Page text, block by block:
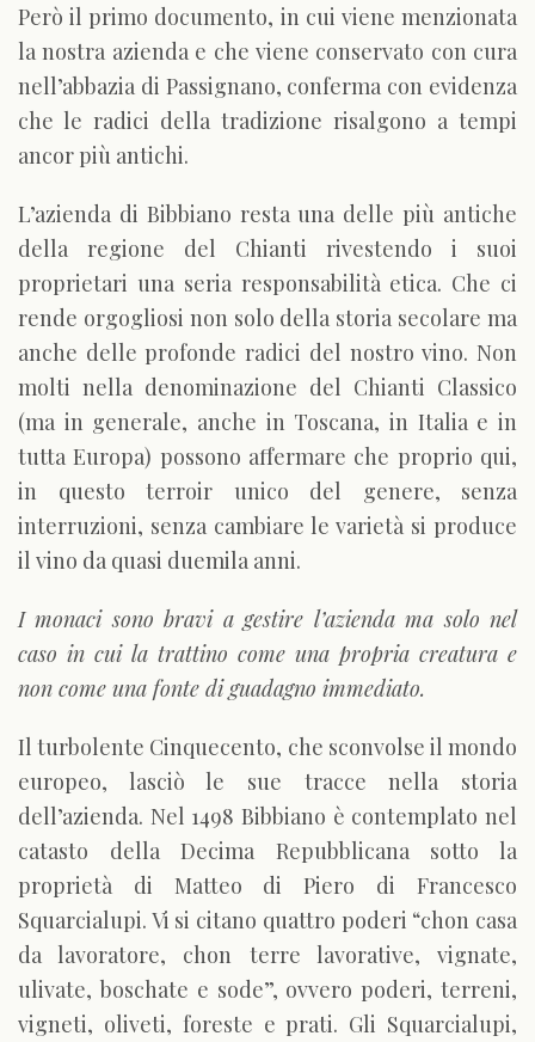
Però il primo documento, in cui viene menzionata
la nostra azienda e che viene conservato con cura
nell’abbazia di Passignano, conferma con evidenza
che le radici della tradizione risalgono a tempi
ancor più antichi.
L’azienda di Bibbiano resta una delle più antiche
della regione del Chianti rivestendo i suoi
proprietari una seria responsabilità etica. Che ci
rende orgogliosi non solo della storia secolare ma
anche delle profonde radici del nostro vino. Non
molti nella denominazione del Chianti Classico
(ma in generale, anche in Toscana, in Italia e in
tutta Europa) possono affermare che proprio qui,
in questo terroir unico del genere, senza
interruzioni, senza cambiare le varietà si produce
il vino da quasi duemila anni.
I monaci sono bravi a gestire l’azienda ma solo nel
caso in cui la trattino come una propria creatura e
non come una fonte di guadagno immediato.
Il turbolente Cinquecento, che sconvolse il mondo
europeo, lasciò le sue tracce nella storia
dell’azienda. Nel 1498 Bibbiano è contemplato nel
catasto della Decima Repubblicana sotto la
proprietà di Matteo di Piero di Francesco
Squarcialupi. Vi si citano quattro poderi “chon casa
da lavoratore, chon terre lavorative, vignate,
ulivate, boschate e sode”, ovvero poderi, terreni,
vigneti, oliveti, foreste e prati. Gli Squarcialupi,